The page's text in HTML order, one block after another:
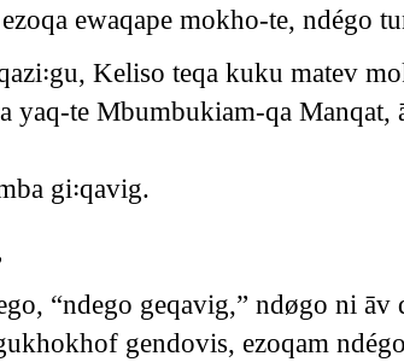
ewaqape mokho-te, ndégo
Keliso teqa kuku matev
yaq-te Mbumbukiam-qa Manqat,
gi꞉qavig.
“ndego geqavig,” ndøgo ni
gendovis, ezoqam